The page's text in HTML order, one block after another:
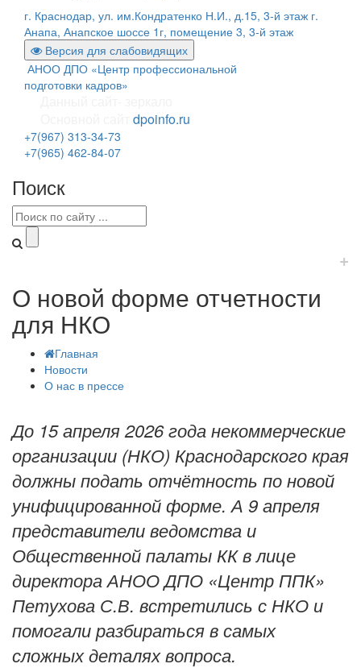
г. Краснодар, ул. им.Кондратенко Н.И., д.15, 3-й этаж г.
Анапа, Анапское шоссе 1г, помещение 3, 3-й этаж
Версия для слабовидящих
АНОО ДПО «Центр профессиональной
подготовки кадров»
dpoinfo.ru
+7(967) 313-34-73
+7(965) 462-84-07
Поиск
+
О новой форме отчетности
для НКО
Главная
Новости
О нас в прессе
До 15 апреля 2026 года некоммерческие
организации (НКО) Краснодарского края
должны подать отчётность по новой
унифицированной форме. А 9 апреля
представители ведомства и
Общественной палаты КК в лице
директора АНОО ДПО «Центр ППК»
Петухова С.В. встретились с НКО и
помогали разбираться в самых
сложных деталях вопроса.